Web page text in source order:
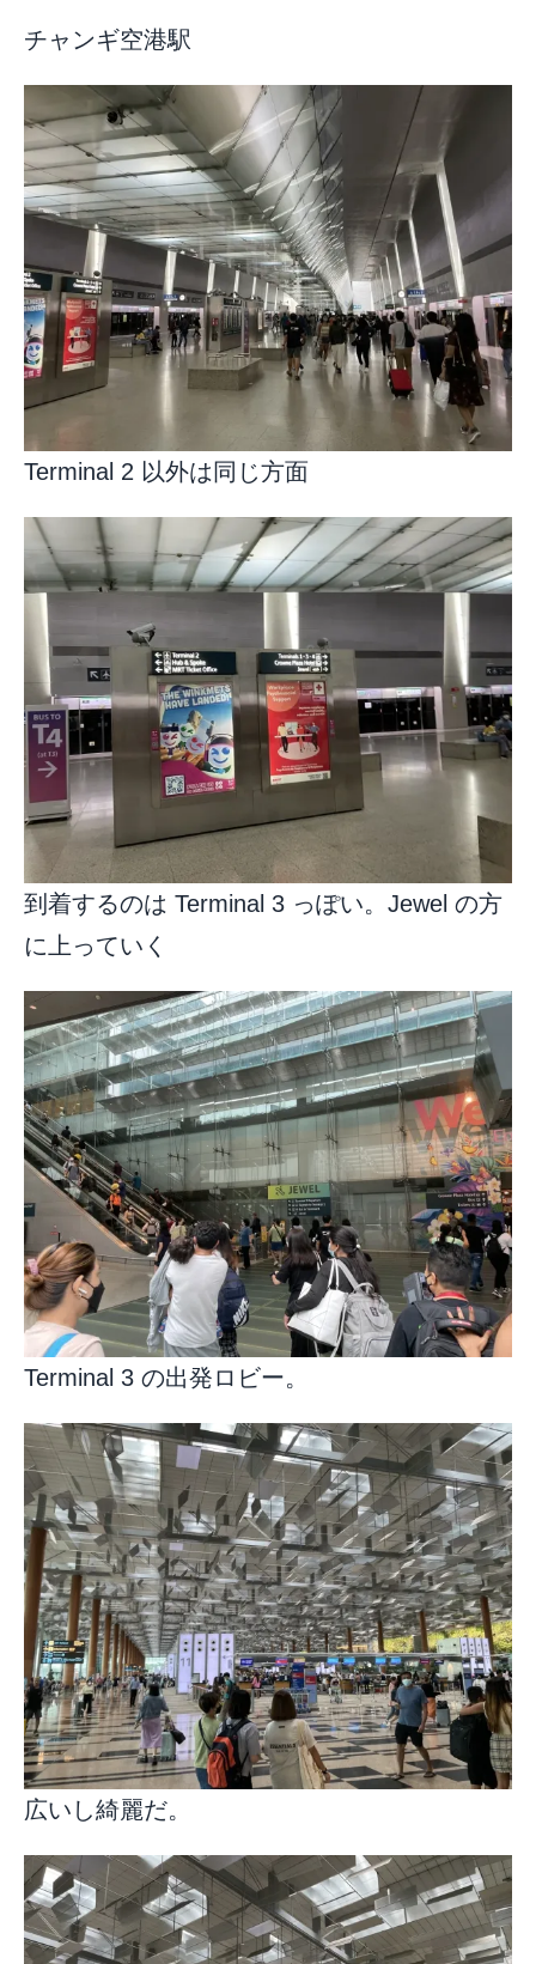
チャンギ空港駅
Terminal 2 以外は同じ方面
到着するのは Terminal 3 っぽい。Jewel の方
に上っていく
Terminal 3 の出発ロビー。
広いし綺麗だ。